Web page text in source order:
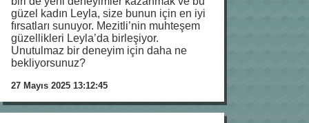
güzel kadın Leyla, size bunun için en iyi
fırsatları sunuyor. Mezitli’nin muhteşem
güzellikleri Leyla’da birleşiyor.
Unutulmaz bir deneyim için daha ne
bekliyorsunuz?
27 Mayıs 2025 13:12:45